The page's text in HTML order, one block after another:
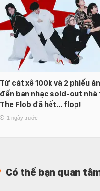
Từ cát xê 100k và 2 phiếu
đến ban nhạc sold-out nhà
The Flob đã hết… flop!
1 ngày trước
Có thể bạn quan